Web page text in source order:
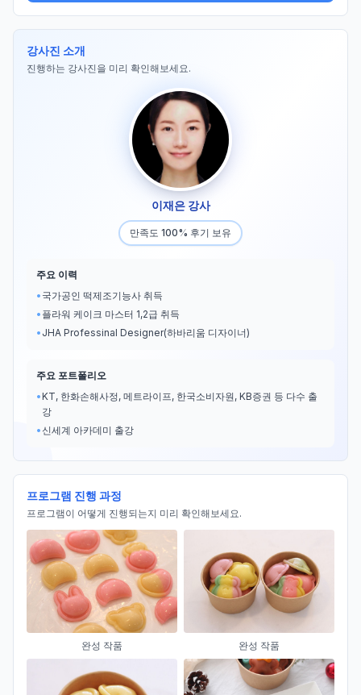
강사진 소개
진행하는 강사진을 미리 확인해보세요.
이재은 강사
만족도 100% 후기 보유
주요 이력
• 국가공인 떡제조기능사 취득
• 플라워 케이크 마스터 1,2급 취득
• JHA Professinal Designer(하바리움 디자이너)
주요 포트폴리오
•KT, 한화손해사정, 메트라이프, 한국소비자원, KB증권 등 다수 출
강
• 신세계 아카데미 출강
프로그램 진행 과정
프로그램이 어떻게 진행되는지 미리 확인해보세요.
완성 작품 완성 작품